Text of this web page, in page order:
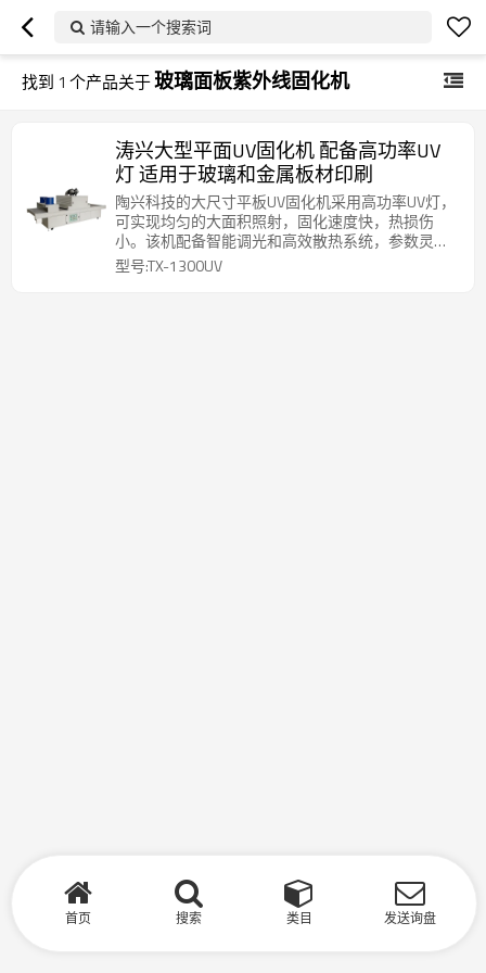
请输入一个搜索词
找到 1 个产品关于玻璃面板紫外线固化机
涛兴大型平面UV固化机 配备高功率UV
灯 适用于玻璃和金属板材印刷
陶兴科技的大尺寸平板UV固化机采用高功率UV灯，
可实现均匀的大面积照射，固化速度快，热损伤
小。该机配备智能调光和高效散热系统，参数灵
活，适用于多种工艺，运行稳定，操作简便。适用
于玻璃、金属、亚克力等多种材质，广泛应用于广
型号:TX-1300UV
首页 搜索 类目 发送询盘